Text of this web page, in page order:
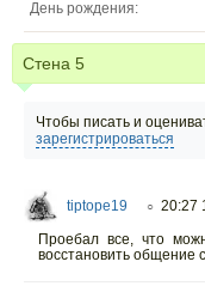
День рождения:
Стена 5
Чтобы писать и
зарегистрироваться
tiptope19 ○ 20:27
Проебал все, что
восстановить общение